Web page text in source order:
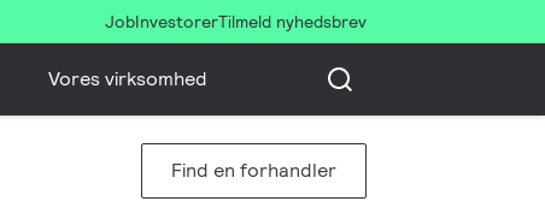
JobInvestorerTilmeld nyhedsbrev
Vores virksomhed
Find en forhandler